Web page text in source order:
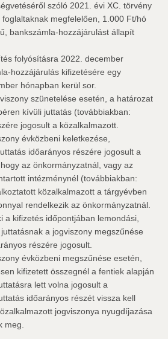
szóló 2021. évi XC. törvény
megfelelően, 1.000 Ft/hó
bankszámla-hozzájárulást állapít
folyósításra 2022. december
hozzájárulás kifizetésére egy
hónapban kerül sor.
szünetelése esetén, a határozat
kívüli juttatás (továbbiakban:
jogosult a közalkalmazott.
évközbeni keletkezése,
időarányos részére jogosult a
az önkormányzatnál, vagy az
intézménynél (továbbiakban:
közalkalmazott a tárgyévben
rendelkezik az önkormányzatnál.
a kifizetés időpontjában lemondási,
a jogviszony megszűnése
részére jogosult.
évközbeni megszűnése esetén,
kifizetett összegnél a fentiek alapján
lett volna jogosult a
időarányos részét vissza kell
jogviszonya nyugdíjazása
meg.